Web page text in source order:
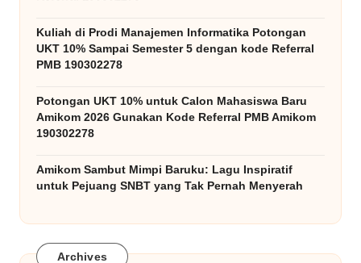
Kuliah di Prodi Manajemen Informatika Potongan
UKT 10% Sampai Semester 5 dengan kode Referral
PMB 190302278
Potongan UKT 10% untuk Calon Mahasiswa Baru
Amikom 2026 Gunakan Kode Referral PMB Amikom
190302278
Amikom Sambut Mimpi Baruku: Lagu Inspiratif
untuk Pejuang SNBT yang Tak Pernah Menyerah
Archives